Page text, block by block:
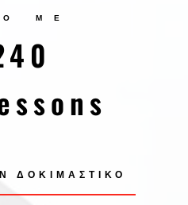
ΜΕ
ΔΟΚΙΜΑΣΤΙΚΌ